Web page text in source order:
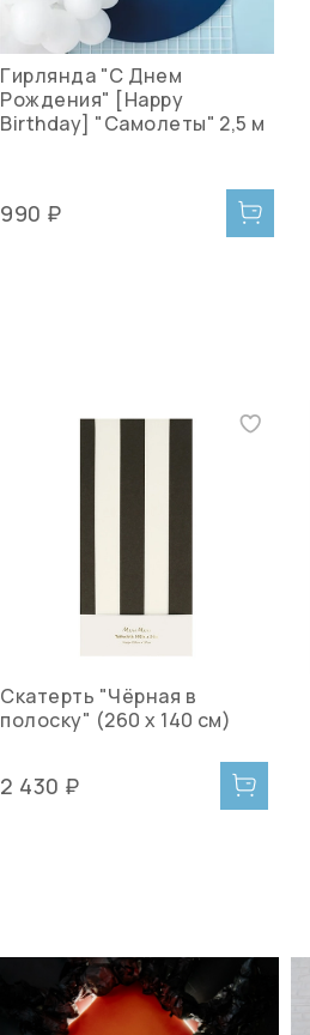
Гирлянда "С Днем
Рождения" [Happy
Birthday] "Самолеты" 2,5 м
990 ₽
Скатерть "Чёрная в
полоску" (260 х 140 см)
2 430 ₽